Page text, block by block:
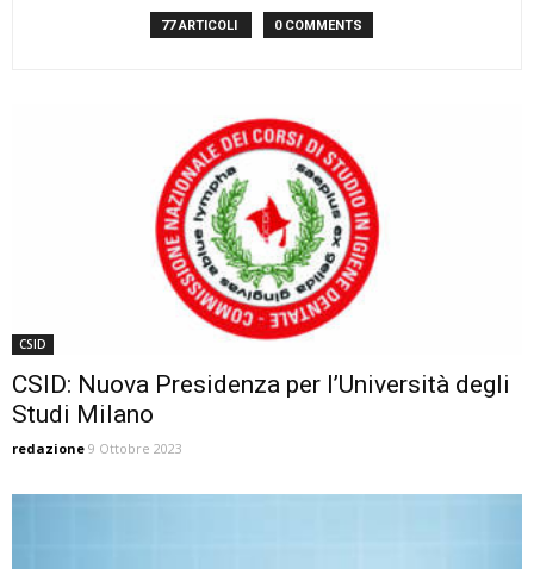
77 ARTICOLI 0 COMMENTS
CSID
CSID: Nuova Presidenza per l’Università degli
Studi Milano
redazione 9 Ottobre 2023